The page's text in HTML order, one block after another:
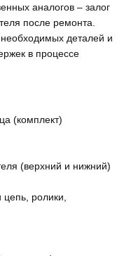
аналогов – залог
после ремонта.
деталей и
в процессе
(комплект)
(верхний и нижний)
ролики,